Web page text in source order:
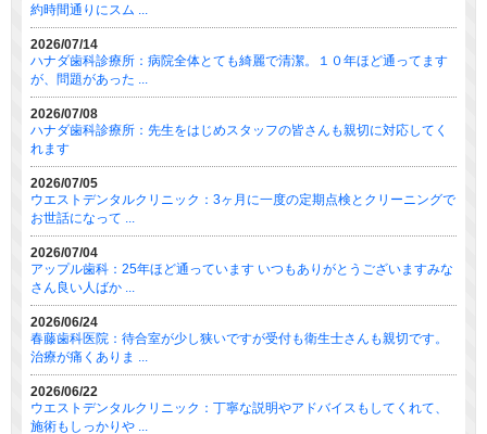
約時間通りにスム ...
2026/07/14
ハナダ歯科診療所：病院全体とても綺麗で清潔。１０年ほど通ってます
が、問題があった ...
2026/07/08
ハナダ歯科診療所：先生をはじめスタッフの皆さんも親切に対応してく
れます
2026/07/05
ウエストデンタルクリニック：3ヶ月に一度の定期点検とクリーニングで
お世話になって ...
2026/07/04
アップル歯科：25年ほど通っています いつもありがとうございますみな
さん良い人ばか ...
2026/06/24
春藤歯科医院：待合室が少し狭いですが受付も衛生士さんも親切です。
治療が痛くありま ...
2026/06/22
ウエストデンタルクリニック：丁寧な説明やアドバイスもしてくれて、
施術もしっかりや ...